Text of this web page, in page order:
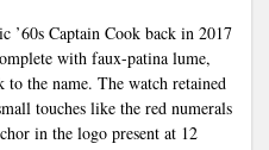
Captain Cook back in 2017
with faux-patina lume,
to the name. The watch retained
touches like the red numerals
in the logo present at 12